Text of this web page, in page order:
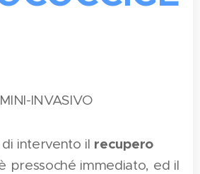
INVASIVO
intervento il recupero
pressoché immediato, ed il